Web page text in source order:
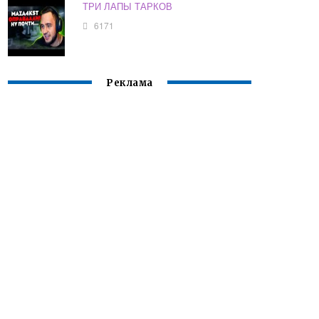
ТРИ ЛАПЫ ТАРКОВ
6171
Реклама